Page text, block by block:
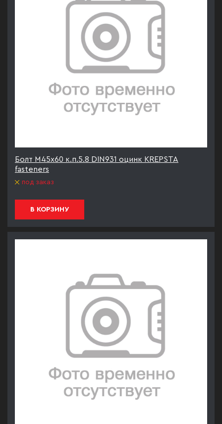
Болт М45х60 к.п.5.8 DIN931 оцинк KREPSTA
fasteners
под заказ
В КОРЗИНУ